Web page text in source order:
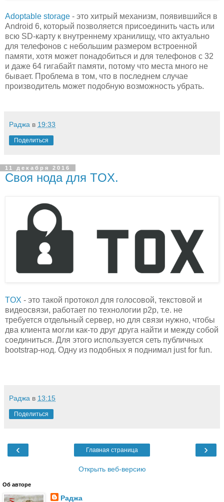
Adoptable storage - это хитрый механизм, появившийся в
Android 6, который позволяется присоединить часть или
всю SD-карту к внутреннему хранилищу, что актуально
для телефонов с небольшим размером встроенной
памяти, хотя может понадобиться и для телефонов с 32
и даже 64 гигабайт памяти, потому что места много не
бывает. Проблема в том, что в последнем случае
производитель может подобную возможность убрать.
Раджа в 19:33
Поделиться
11 декабря 2016
Своя нода для TOX.
TOX - это такой протокол для голосовой, текстовой и
видеосвязи, работает по технологии p2p, т.е. не
требуется отдельный сервер, но для связи нужно, чтобы
два клиента могли как-то друг друга найти и между собой
соединиться. Для этого используется сеть публичных
bootstrap-нод. Одну из подобных я поднимал just for fun.
Раджа в 13:15
Поделиться
‹ ›
Главная страница
Открыть веб-версию
Об авторе
Раджа